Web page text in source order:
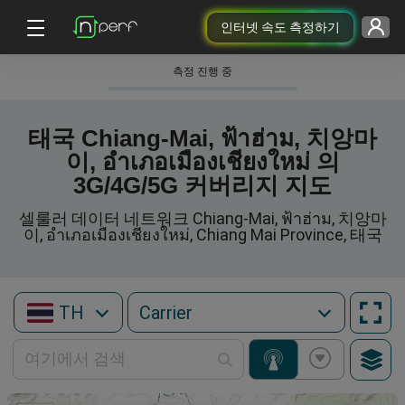
인터넷 속도 측정하기
측정 진행 중
태국 Chiang-Mai, ฟ้าฮ่าม, 치앙마
이, อำเภอเมืองเชียงใหม่ 의
3G/4G/5G 커버리지 지도
셀룰러 데이터 네트워크 Chiang-Mai, ฟ้าฮ่าม, 치앙마
이, อำเภอเมืองเชียงใหม่, Chiang Mai Province, 태국
TH